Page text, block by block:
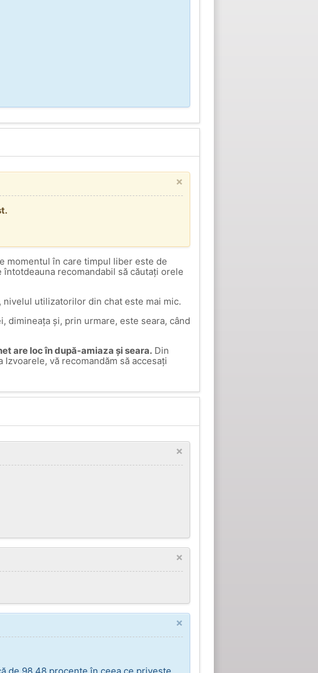
×
momentul în care timpul liber este de
recomandabil să căutați orele
utilizatorilor din chat este mai mic.
dimineața și, prin urmare, este seara, când
are loc în după-amiaza și seara.Din
vă recomandăm să accesați
×
×
×
de 98,48 procente în ceea ce privește